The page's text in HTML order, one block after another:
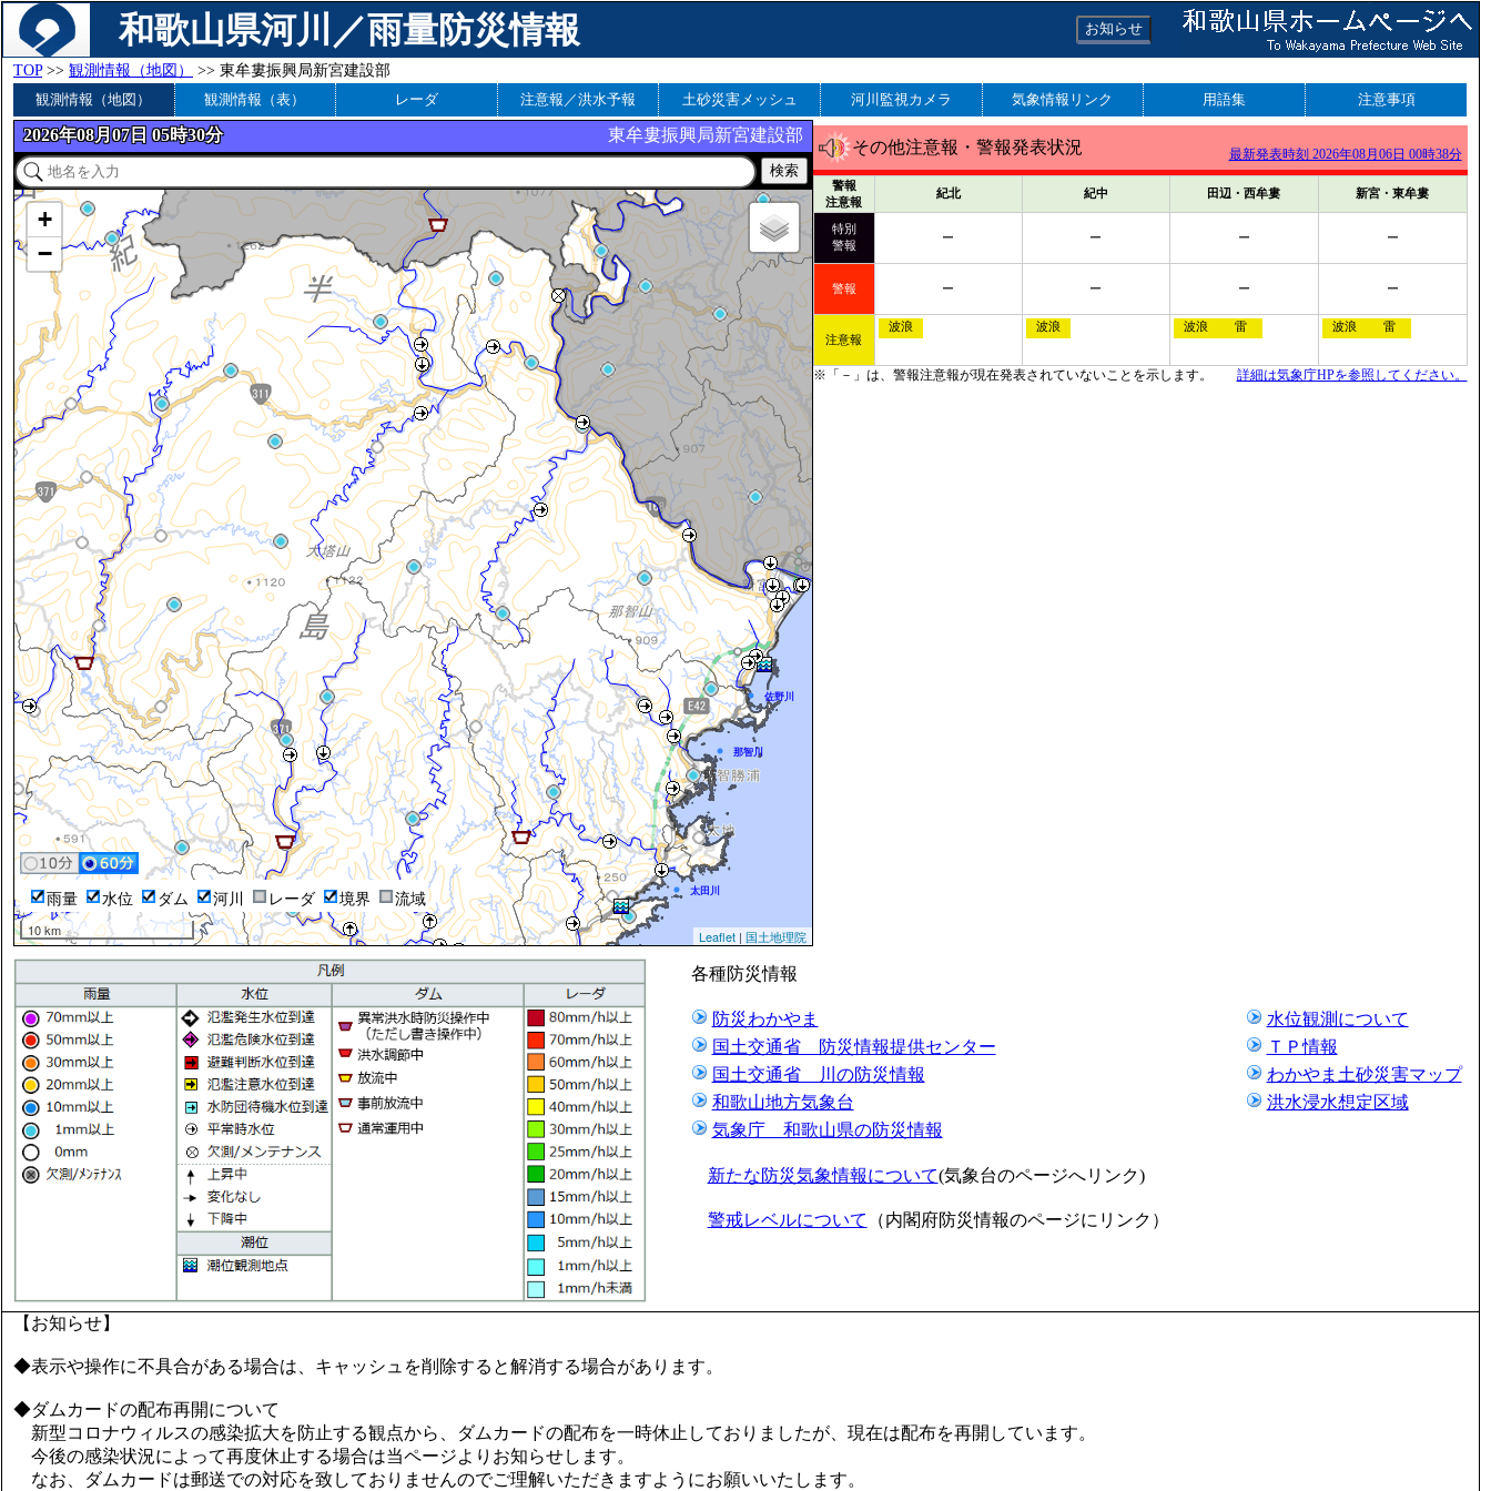
和歌山県河川／雨量防災情報 お知らせ
TOP>> 観測情報（地図）
>> 東牟婁振興局新宮建設部
観測情報（地図）
観測情報（表） レーダ 注意報／洪水予報 土砂災害メッシュ 河川監視カメラ 気象情報リンク 用語集 注意事項
2026年08月07日 05時30分 東牟婁振興局新宮建設部
雨量 水位 ダム 河川 レーダ 境界 流域
那智川
古座川
太田川
くじの川
佐野川
+
−
10 km Leaflet| 国土地理院
その他注意報・警報発表状況 最新発表時刻 2026年08月06日 00時38分
警報
注意報
紀北 紀中 田辺・西牟婁 新宮・東牟婁
特別
警報
ー ー ー ー
警報 ー ー ー ー
注意報
波浪 波浪 波浪 雷 波浪 雷
※「－」は、警報注意報が現在発表されていないことを示します。 詳細は気象庁HPを参照してください。
各種防災情報
防災わかやま
国土交通省 防災情報提供センター
国土交通省 川の防災情報
和歌山地方気象台
気象庁 和歌山県の防災情報
水位観測について
ＴＰ情報
わかやま土砂災害マップ
洪水浸水想定区域
新たな防災気象情報について(気象台のページへリンク)
警戒レベルについて （内閣府防災情報のページにリンク）
【お知らせ】
◆表示や操作に不具合がある場合は、キャッシュを削除すると解消する場合があります。
◆ダムカードの配布再開について
新型コロナウィルスの感染拡大を防止する観点から、ダムカードの配布を一時休止しておりましたが、現在は配布を再開しています。
今後の感染状況によって再度休止する場合は当ページよりお知らせします。
なお、ダムカードは郵送での対応を致しておりませんのでご理解いただきますようにお願いいたします。